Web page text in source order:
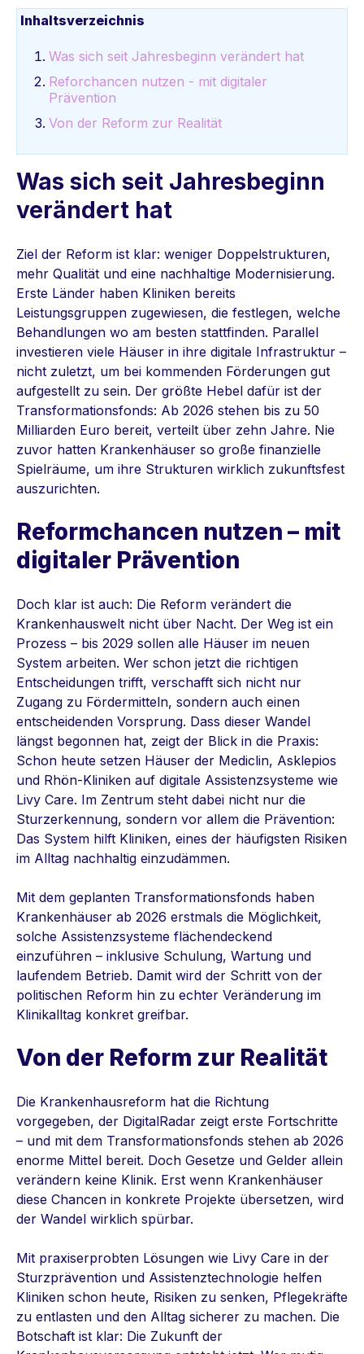
Inhaltsverzeichnis
Was sich seit Jahresbeginn verändert hat
Reforchancen nutzen - mit digitaler
Prävention
Von der Reform zur Realität
Was sich seit Jahresbeginn
verändert hat
Ziel der Reform ist klar: weniger Doppelstrukturen,
mehr Qualität und eine nachhaltige Modernisierung.
Erste Länder haben Kliniken bereits
Leistungsgruppen zugewiesen, die festlegen, welche
Behandlungen wo am besten stattfinden. Parallel
investieren viele Häuser in ihre digitale Infrastruktur –
nicht zuletzt, um bei kommenden Förderungen gut
aufgestellt zu sein. Der größte Hebel dafür ist der
Transformationsfonds: Ab 2026 stehen bis zu 50
Milliarden Euro bereit, verteilt über zehn Jahre. Nie
zuvor hatten Krankenhäuser so große finanzielle
Spielräume, um ihre Strukturen wirklich zukunftsfest
auszurichten.
Reformchancen nutzen – mit
digitaler Prävention
Doch klar ist auch: Die Reform verändert die
Krankenhauswelt nicht über Nacht. Der Weg ist ein
Prozess – bis 2029 sollen alle Häuser im neuen
System arbeiten. Wer schon jetzt die richtigen
Entscheidungen trifft, verschafft sich nicht nur
Zugang zu Fördermitteln, sondern auch einen
entscheidenden Vorsprung. Dass dieser Wandel
längst begonnen hat, zeigt der Blick in die Praxis:
Schon heute setzen Häuser der Mediclin, Asklepios
und Rhön-Kliniken auf digitale Assistenzsysteme wie
Livy Care. Im Zentrum steht dabei nicht nur die
Sturzerkennung, sondern vor allem die Prävention:
Das System hilft Kliniken, eines der häufigsten Risiken
im Alltag nachhaltig einzudämmen.
Mit dem geplanten Transformationsfonds haben
Krankenhäuser ab 2026 erstmals die Möglichkeit,
solche Assistenzsysteme flächendeckend
einzuführen – inklusive Schulung, Wartung und
laufendem Betrieb. Damit wird der Schritt von der
politischen Reform hin zu echter Veränderung im
Klinikalltag konkret greifbar.
Von der Reform zur Realität
Die Krankenhausreform hat die Richtung
vorgegeben, der DigitalRadar zeigt erste Fortschritte
– und mit dem Transformationsfonds stehen ab 2026
enorme Mittel bereit. Doch Gesetze und Gelder allein
verändern keine Klinik. Erst wenn Krankenhäuser
diese Chancen in konkrete Projekte übersetzen, wird
der Wandel wirklich spürbar.
Mit praxiserprobten Lösungen wie Livy Care in der
Sturzprävention und Assistenztechnologie helfen
Kliniken schon heute, Risiken zu senken, Pflegekräfte
zu entlasten und den Alltag sicherer zu machen. Die
Botschaft ist klar: Die Zukunft der